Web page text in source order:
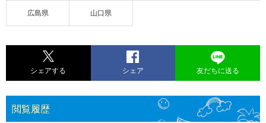
広島県 山口県
シェアする シェア 友だちに送る
閲覧履歴